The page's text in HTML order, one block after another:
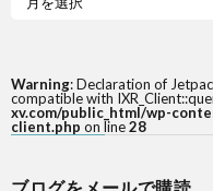
Warning: Declaration of
compatible with
xv.com/public_html/wp-
client.php on line28